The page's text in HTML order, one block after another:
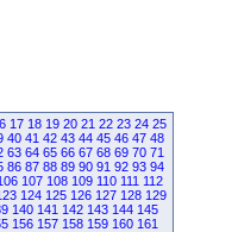
17 18 19 20 21 22 23 24 25
40 41 42 43 44 45 46 47 48
63 64 65 66 67 68 69 70 71
86 87 88 89 90 91 92 93 94
107 108 109 110 111 112
124 125 126 127 128 129
140 141 142 143 144 145
156 157 158 159 160 161